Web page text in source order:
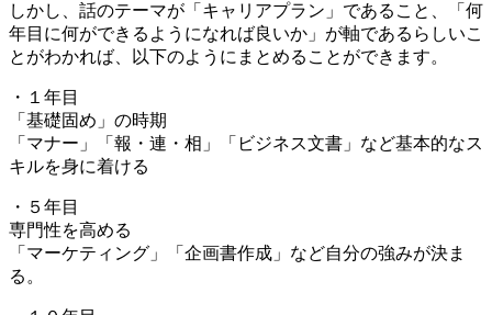
しかし、話のテーマが「キャリアプラン」であること、「何
年目に何ができるようになれば良いか」が軸であるらしいこ
とがわかれば、以下のようにまとめることができます。
・１年目
「基礎固め」の時期
「マナー」「報・連・相」「ビジネス文書」など基本的なス
キルを身に着ける
・５年目
専門性を高める
「マーケティング」「企画書作成」など自分の強みが決ま
る。